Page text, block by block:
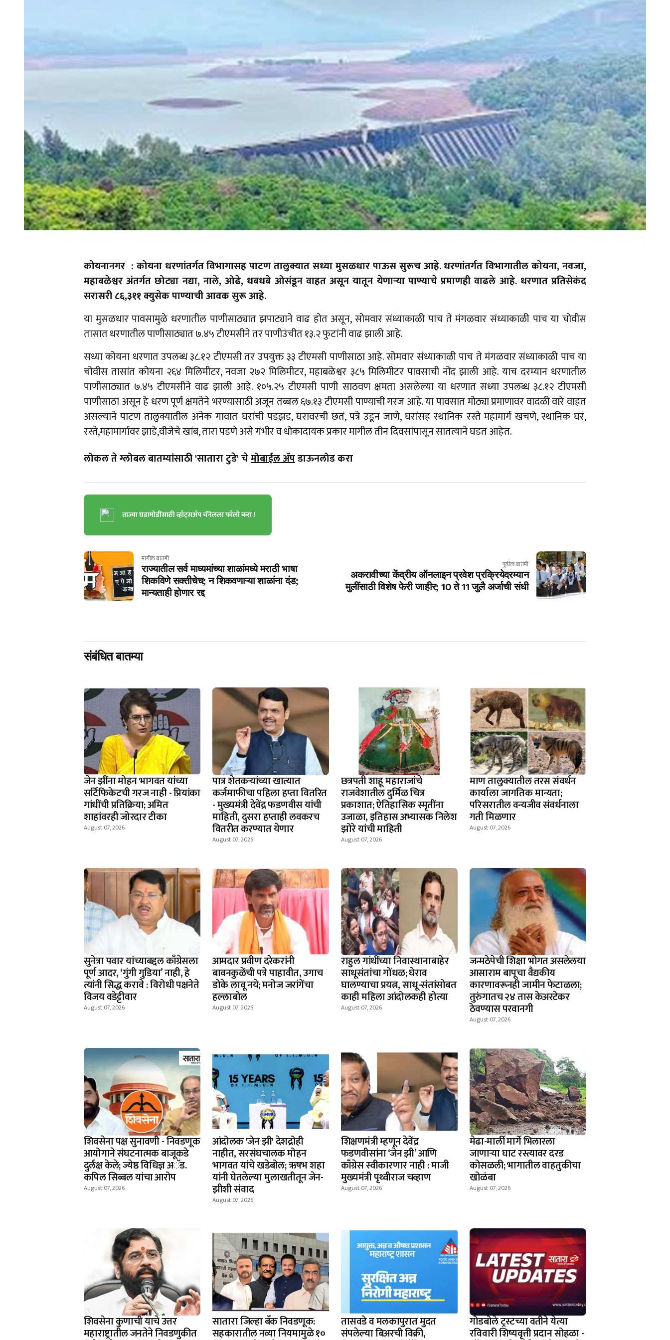
कोयनानगर : कोयना धरणांतर्गत विभागासह पाटण तालुक्यात सध्या मुसळधार पाऊस सुरूच आहे. धरणांतर्गत विभागातील कोयना, नवजा,
महाबळेश्वर अंतर्गत छोट्या नद्या, नाले, ओढे, धबधबे ओसंडून वाहत असून यातून येणाऱ्या पाण्याचे प्रमाणही वाढले आहे. धरणात प्रतिसेकंद
सरासरी ८६,३११ क्युसेक पाण्याची आवक सुरू आहे.
या मुसळधार पावसामुळे धरणातील पाणीसाठ्यात झपाट्याने वाढ होत असून, सोमवार संध्याकाळी पाच ते मंगळवार संध्याकाळी पाच या चोवीस
तासात धरणातील पाणीसाठ्यात ७.४५ टीएमसीने तर पाणीउंचीत १३.२ फुटांनी वाढ झाली आहे.
सध्या कोयना धरणात उपलब्ध ३८.१२ टीएमसी तर उपयुक्त ३३ टीएमसी पाणीसाठा आहे. सोमवार संध्याकाळी पाच ते मंगळवार संध्याकाळी पाच या
चोवीस तासांत कोयना २६४ मिलिमीटर, नवजा २७२ मिलिमीटर, महाबळेश्वर ३८५ मिलिमीटर पावसाची नोंद झाली आहे. याच दरम्यान धरणातील
पाणीसाठ्यात ७.४५ टीएमसीने वाढ झाली आहे. १०५.२५ टीएमसी पाणी साठवण क्षमता असलेल्या या धरणात सध्या उपलब्ध ३८.१२ टीएमसी
पाणीसाठा असून हे धरण पूर्ण क्षमतेने भरण्यासाठी अजून तब्बल ६७.१३ टीएमसी पाण्याची गरज आहे. या पावसात मोठ्या प्रमाणावर वादळी वारे वाहत
असल्याने पाटण तालुक्यातील अनेक गावात घरांची पडझड, घरावरची छतं, पत्रे उडून जाणे, घरांसह स्थानिक रस्ते महामार्ग खचणे, स्थानिक घरं,
रस्ते,महामार्गावर झाडे,वीजेचे खांब, तारा पडणे असे गंभीर व धोकादायक प्रकार मागील तीन दिवसांपासून सातत्याने घडत आहेत.
लोकल ते ग्लोबल बातम्यांसाठी 'सातारा टुडे' चेमोबाईल ॲपडाऊनलोड करा
ताज्या घडामोडींसाठी व्हॉट्सॲप चॅनेलला फॉलो करा !
मागील बातमी
राज्यातील सर्व माध्यमांच्या शाळांमध्ये मराठी भाषा
शिकविणे सक्तीचेच; न शिकवणाऱ्या शाळांना दंड;
मान्यताही होणार रद्द
पुढील बातमी
अकरावीच्या केंद्रीय ऑनलाइन प्रवेश प्रक्रियेदरम्यान
मुलींसाठी विशेष फेरी जाहीर; 10 ते 11 जुलै अर्जाची संधी
संबंधित बातम्या
जेन झींना मोहन भागवत यांच्या
सर्टिफिकेटची गरज नाही - प्रियांका
गांधींची प्रतिक्रिया; अमित
शाहांवरही जोरदार टीका
August 07, 2026
पात्र शेतकऱ्यांच्या खात्यात
कर्जमाफीचा पहिला हप्ता वितरित
- मुख्यमंत्री देवेंद्र फडणवीस यांची
माहिती, दुसरा हप्ताही लवकरच
वितरीत करण्यात येणार
August 07, 2026
छत्रपती शाहू महाराजांचे
राजवेशातील दुर्मिळ चित्र
प्रकाशात; ऐतिहासिक स्मृतींना
उजाळा, इतिहास अभ्यासक निलेश
झोरे यांची माहिती
August 07, 2026
माण तालुक्यातील तरस संवर्धन
कार्याला जागतिक मान्यता;
परिसरातील वन्यजीव संवर्धनाला
गती मिळणार
August 07, 2026
सुनेत्रा पवार यांच्याबद्दल काँग्रेसला
पूर्ण आदर, ‘गुंगी गुडिया’ नाही, हे
त्यांनी सिद्ध करावे : विरोधी पक्षनेते
विजय वडेट्टीवार
August 07, 2026
आमदार प्रवीण दरेकरांनी
बावनकुळेंची पत्रे पाहावीत, उगाच
डोके लावू नये; मनोज जरांगेंचा
हल्लाबोल
August 07, 2026
राहुल गांधींच्या निवास्थानाबाहेर
साधूसंतांचा गोंधळ; घेराव
घालण्याचा प्रयत्न, साधू-संतांसोबत
काही महिला आंदोलकही होत्या
August 07, 2026
जन्मठेपेची शिक्षा भोगत असलेलया
आसाराम बापूचा वैद्यकीय
कारणावरूनही जामीन फेटाळला;
तुरुंगातच २४ तास केअरटेकर
ठेवण्यास परवानगी
August 07, 2026
शिवसेना पक्ष सुनावणी - निवडणूक
आयोगाने संघटनात्मक बाजूकडे
दुर्लक्ष केले; ज्येष्ठ विधिज्ञ अॅड.
कपिल सिब्बल यांचा आरोप
August 07, 2026
आंदोलक 'जेन झी' देशद्रोही
नाहीत, सरसंघचालक मोहन
भागवत यांचे खडेबोल; ऋषभ शहा
यांनी घेतलेल्या मुलाखतीतून जेन-
झीशी संवाद
August 07, 2026
शिक्षणमंत्री म्हणून देवेंद्र
फडणवीसांना ‘जेन झी’ आणि
काँग्रेस स्वीकारणार नाही : माजी
मुख्यमंत्री पृथ्वीराज चव्हाण
August 07, 2026
मेढा-मार्ली मार्गे भिलारला
जाणाऱ्या घाट रस्त्यावर दरड
कोसळली; भागातील वाहतुकीचा
खोळंबा
August 07, 2026
शिवसेना कुणाची याचे उत्तर
महाराष्ट्रातील जनतेने निवडणुकीत
सातारा जिल्हा बँक निवडणूक:
सहकारातील नव्या नियमामुळे १०
तासवडे व मलकापुरात मुदत
संपलेल्या बिअरची विक्री,
गोडबोले ट्रस्टच्या वतीने येत्या
रविवारी शिष्यवृत्ती प्रदान सोहळा -